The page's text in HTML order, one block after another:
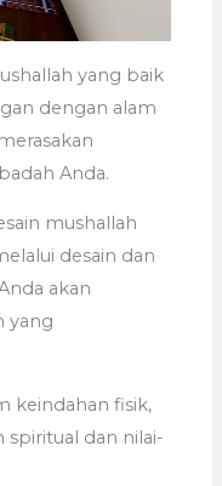
yang baik
dengan alam
Anda.
mushallah
desain dan
akan
yang
keindahan fisik,
spiritual dan nilai-